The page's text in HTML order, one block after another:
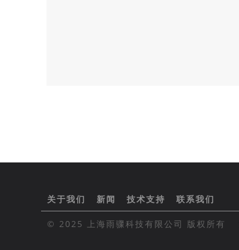
关于我们 新闻 技术支持 联系我们
© 2025 上海雨骤科技有限公司 版权所有